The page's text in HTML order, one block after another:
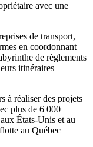
avec une
de transport,
en coordonnant
de règlements
itinéraires
à réaliser des projets
plus de 6 000
États-Unis et au
au Québec